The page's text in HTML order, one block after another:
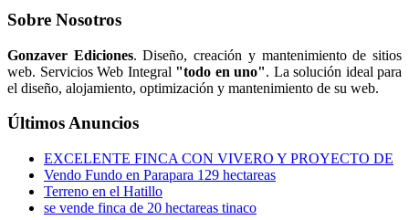
Sobre Nosotros
Gonzaver Ediciones. Diseño, creación y mantenimiento de sitios
web. Servicios Web Integral "todo en uno". La solución ideal para
el diseño, alojamiento, optimización y mantenimiento de su web.
Últimos Anuncios
EXCELENTE FINCA CON VIVERO Y PROYECTO DE
Vendo Fundo en Parapara 129 hectareas
Terreno en el Hatillo
se vende finca de 20 hectareas tinaco